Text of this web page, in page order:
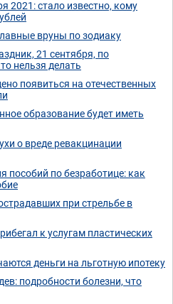
2021: стало известно, кому
вруны по зодиаку
21 сентября, по
нельзя делать
появиться на отечественных
образование будет иметь
о вреде ревакцинации
пособий по безработице: как
при стрельбе в
к услугам пластических
деньги на льготную ипотеку
подробности болезни, что